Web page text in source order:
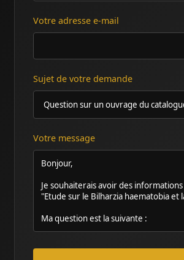
Votre adresse e-mail
Sujet de votre demande
Votre message